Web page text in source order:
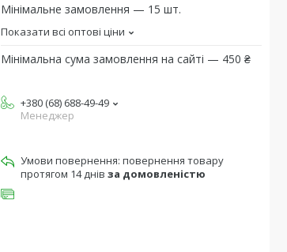
Мінімальне замовлення — 15 шт.
Показати всі оптові ціни
Мінімальна сума замовлення на сайті — 450 ₴
+380 (68) 688-49-49
Менеджер
повернення товару
протягом 14 днів за домовленістю